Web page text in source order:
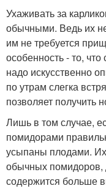
Ухаживать за
обычными. Ведь их
им не требуется
особенность - то,
надо искусственно
по утрам слегка
позволяет получить
Лишь в том случае,
помидорами
усыпаны плодами.
обычных помидоров,
содержится больше